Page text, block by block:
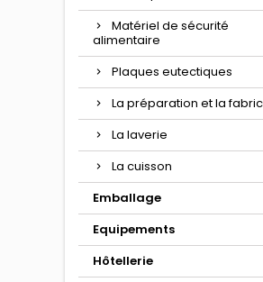
Matériel de sécurité
alimentaire
Plaques eutectiques
La préparation et la
La laverie
La cuisson
Emballage
Equipements
Hôtellerie